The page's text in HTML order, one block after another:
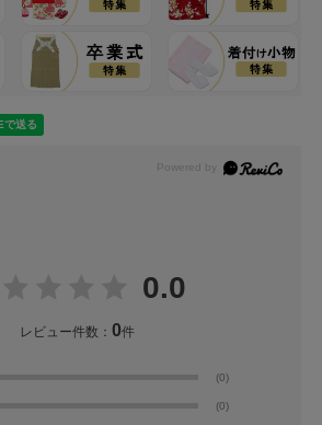
0.0
レビュー件数： 0件
(0)
(0)